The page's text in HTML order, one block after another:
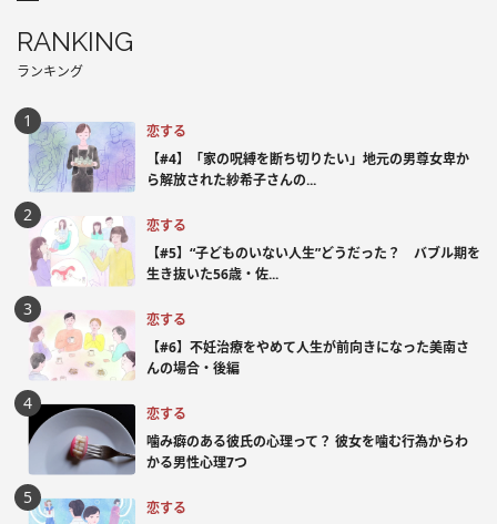
RANKING
ランキング
恋する
【#4】「家の呪縛を断ち切りたい」地元の男尊女卑か
ら解放された紗希子さんの...
恋する
【#5】“子どものいない人生”どうだった？ バブル期を
生き抜いた56歳・佐...
恋する
【#6】不妊治療をやめて人生が前向きになった美南さ
んの場合・後編
恋する
噛み癖のある彼氏の心理って？ 彼女を噛む行為からわ
かる男性心理7つ
恋する